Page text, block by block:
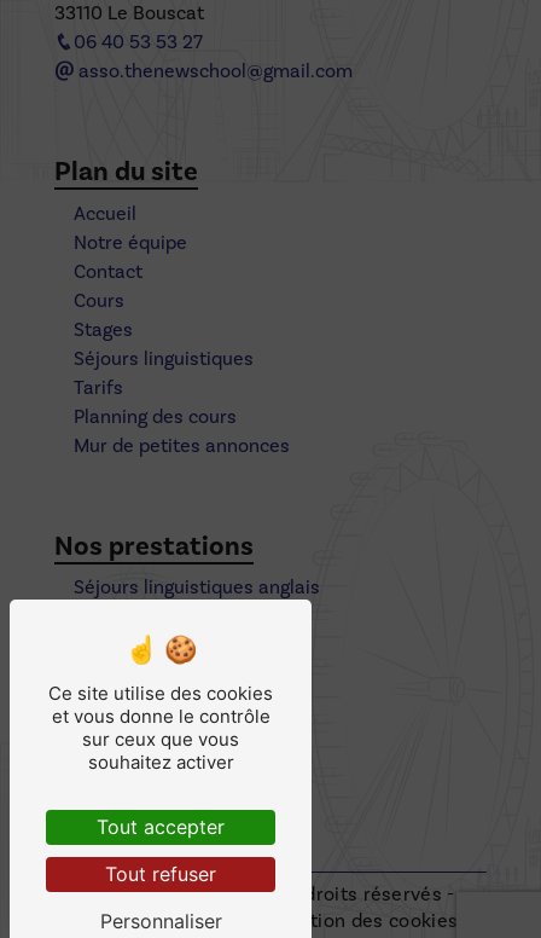
33110 Le Bouscat
06 40 53 53 27
asso.thenewschool@gmail.com
Plan du site
Accueil
Notre équipe
Contact
Cours
Stages
Séjours linguistiques
Tarifs
Planning des cours
Mur de petites annonces
Nos prestations
Séjours linguistiques anglais
Stages
Cours collectif anglais
Cours d'anglais
Cours particulier lycée
Anglais
Cours particulier anglais
©Vistalid- 2026 - Tous droits réservés -
Mentions légales
Gestion des cookies
Ce site utilise des cookies
et vous donne le contrôle
sur ceux que vous
souhaitez activer
Tout accepter
Tout refuser
Personnaliser